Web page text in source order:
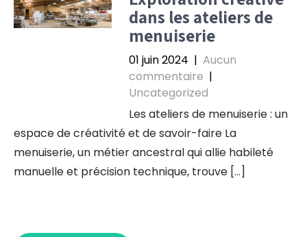
dans les ateliers de
menuiserie
01 juin 2024 | Aucun
commentaire |
Uncategorized
Les ateliers de menuiserie : un
espace de créativité et de savoir-faire La
menuiserie, un métier ancestral qui allie habileté
manuelle et précision technique, trouve […]